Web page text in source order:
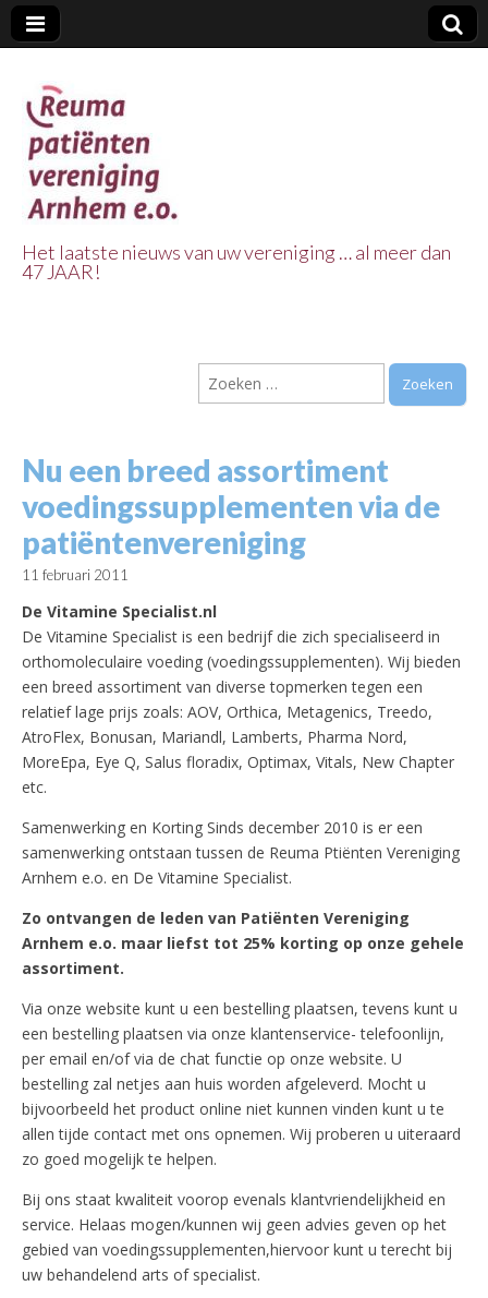
Vereniging
Arnhem e.o.
Het laatste nieuws van uw vereniging … al meer dan
47 JAAR!
Zoeken
naar:
Nu een breed assortiment
voedingssupplementen via de
patiëntenvereniging
11 februari 2011
De Vitamine Specialist.nl
De Vitamine Specialist is een bedrijf die zich specialiseerd in
orthomoleculaire voeding (voedingssupplementen). Wij bieden
een breed assortiment van diverse topmerken tegen een
relatief lage prijs zoals: AOV, Orthica, Metagenics, Treedo,
AtroFlex, Bonusan, Mariandl, Lamberts, Pharma Nord,
MoreEpa, Eye Q, Salus floradix, Optimax, Vitals, New Chapter
etc.
Samenwerking en Korting Sinds december 2010 is er een
samenwerking ontstaan tussen de Reuma Ptiënten Vereniging
Arnhem e.o. en De Vitamine Specialist.
Zo ontvangen de leden van Patiënten Vereniging
Arnhem e.o. maar liefst tot 25% korting op onze gehele
assortiment.
Via onze website kunt u een bestelling plaatsen, tevens kunt u
een bestelling plaatsen via onze klantenservice- telefoonlijn,
per email en/of via de chat functie op onze website. U
bestelling zal netjes aan huis worden afgeleverd. Mocht u
bijvoorbeeld het product online niet kunnen vinden kunt u te
allen tijde contact met ons opnemen. Wij proberen u uiteraard
zo goed mogelijk te helpen.
Bij ons staat kwaliteit voorop evenals klantvriendelijkheid en
service. Helaas mogen/kunnen wij geen advies geven op het
gebied van voedingssupplementen,hiervoor kunt u terecht bij
uw behandelend arts of specialist.